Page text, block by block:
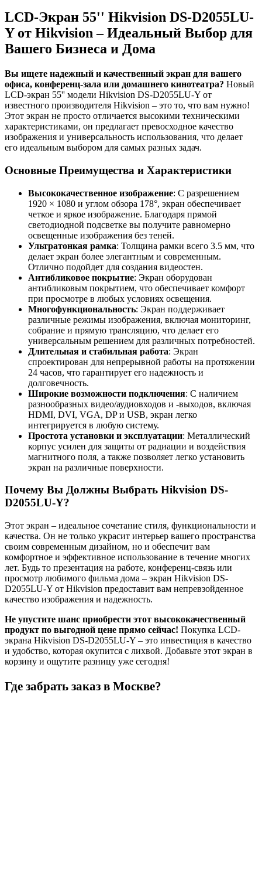
LCD-Экран 55'' Hikvision DS-D2055LU-
Y от Hikvision – Идеальный Выбор для
Вашего Бизнеса и Дома
Вы ищете надежный и качественный экран для вашего
офиса, конференц-зала или домашнего кинотеатра? Новый
LCD-экран 55'' модели Hikvision DS-D2055LU-Y от
известного производителя Hikvision – это то, что вам нужно!
Этот экран не просто отличается высокими техническими
характеристиками, он предлагает превосходное качество
изображения и универсальность использования, что делает
его идеальным выбором для самых разных задач.
Основные Преимущества и Характеристики
Высококачественное изображение: С разрешением
1920 × 1080 и углом обзора 178°, экран обеспечивает
четкое и яркое изображение. Благодаря прямой
светодиодной подсветке вы получите равномерно
освещенные изображения без теней.
Ультратонкая рамка: Толщина рамки всего 3.5 мм, что
делает экран более элегантным и современным.
Отлично подойдет для создания видеостен.
Антибликовое покрытие: Экран оборудован
антибликовым покрытием, что обеспечивает комфорт
при просмотре в любых условиях освещения.
Многофункциональность: Экран поддерживает
различные режимы изображения, включая мониторинг,
собрание и прямую трансляцию, что делает его
универсальным решением для различных потребностей.
Длительная и стабильная работа: Экран
спроектирован для непрерывной работы на протяжении
24 часов, что гарантирует его надежность и
долговечность.
Широкие возможности подключения: С наличием
разнообразных видео/аудиовходов и -выходов, включая
HDMI, DVI, VGA, DP и USB, экран легко
интегрируется в любую систему.
Простота установки и эксплуатации: Металлический
корпус усилен для защиты от радиации и воздействия
магнитного поля, а также позволяет легко установить
экран на различные поверхности.
Почему Вы Должны Выбрать Hikvision DS-
D2055LU-Y?
Этот экран – идеальное сочетание стиля, функциональности и
качества. Он не только украсит интерьер вашего пространства
своим современным дизайном, но и обеспечит вам
комфортное и эффективное использование в течение многих
лет. Будь то презентация на работе, конференц-связь или
просмотр любимого фильма дома – экран Hikvision DS-
D2055LU-Y от Hikvision предоставит вам непревзойденное
качество изображения и надежность.
Не упустите шанс приобрести этот высококачественный
продукт по выгодной цене прямо сейчас! Покупка LCD-
экрана Hikvision DS-D2055LU-Y – это инвестиция в качество
и удобство, которая окупится с лихвой. Добавьте этот экран в
корзину и ощутите разницу уже сегодня!
Где забрать заказ в Москве?